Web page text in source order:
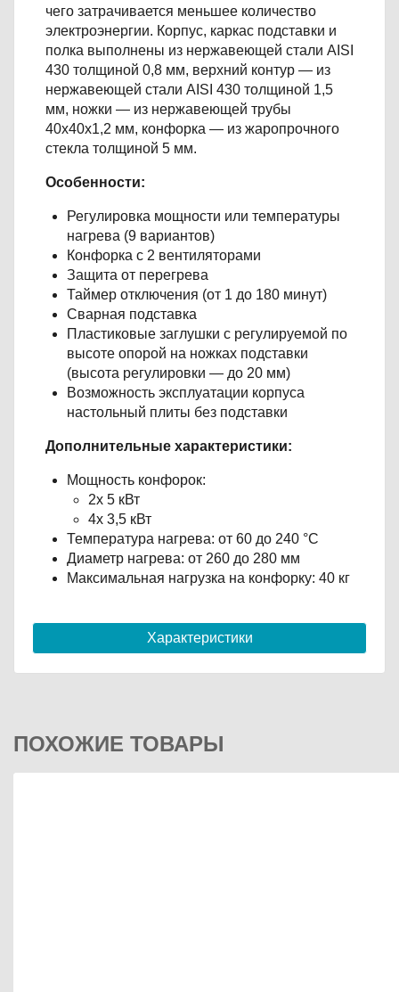
чего затрачивается меньшее количество
электроэнергии. Корпус, каркас подставки и
полка выполнены из нержавеющей стали AISI
430 толщиной 0,8 мм, верхний контур — из
нержавеющей стали AISI 430 толщиной 1,5
мм, ножки — из нержавеющей трубы
40х40х1,2 мм, конфорка — из жаропрочного
стекла толщиной 5 мм.
Особенности:
Регулировка мощности или температуры
нагрева (9 вариантов)
Конфорка с 2 вентиляторами
Защита от перегрева
Таймер отключения (от 1 до 180 минут)
Сварная подставка
Пластиковые заглушки с регулируемой по
высоте опорой на ножках подставки
(высота регулировки — до 20 мм)
Возможность эксплуатации корпуса
настольный плиты без подставки
Дополнительные характеристики:
Мощность конфорок:
2х 5 кВт
4х 3,5 кВт
Температура нагрева: от 60 до 240 °С
Диаметр нагрева: от 260 до 280 мм
Максимальная нагрузка на конфорку: 40 кг
Характеристики
ПОХОЖИЕ ТОВАРЫ